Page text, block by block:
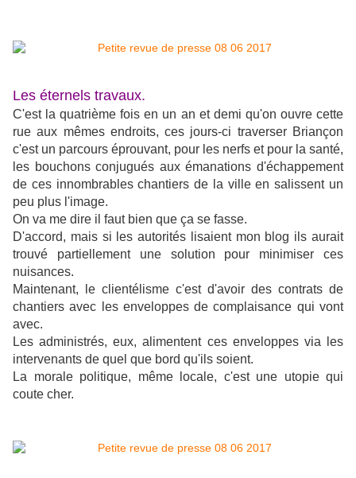
Les éternels travaux.
C'est la quatrième fois en un an et demi qu'on ouvre cette
rue aux mêmes endroits, ces jours-ci traverser Briançon
c'est un parcours éprouvant, pour les nerfs et pour la santé,
les bouchons conjugués aux émanations d'échappement
de ces innombrables chantiers de la ville en salissent un
peu plus l'image.
On va me dire il faut bien que ça se fasse.
D'accord, mais si les autorités lisaient mon blog ils aurait
trouvé partiellement une solution pour minimiser ces
nuisances.
Maintenant, le clientélisme c'est d'avoir des contrats de
chantiers avec les enveloppes de complaisance qui vont
avec.
Les administrés, eux, alimentent ces enveloppes via les
intervenants de quel que bord qu'ils soient.
La morale politique, même locale, c'est une utopie qui
coute cher.